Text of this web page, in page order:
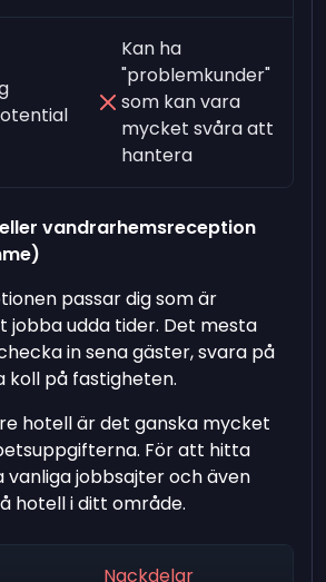
Kan ha
"problemkunder"
som kan vara
mycket svåra att
hantera
vandrarhemsreception
passar dig som är
jobba udda tider. Det mesta
in sena gäster, svara på
koll på fastigheten.
hotell är det ganska mycket
För att hitta
vanliga jobbsajter och även
hotell i ditt område.
Nackdelar